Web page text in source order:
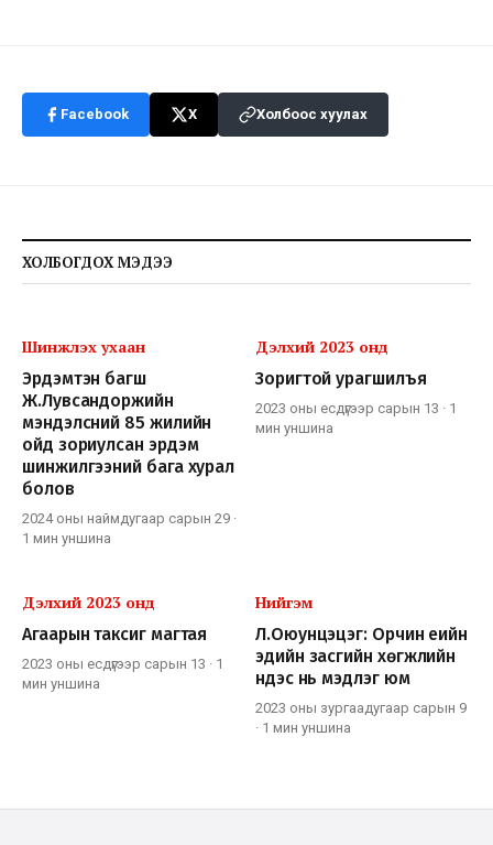
Facebook X Холбоос хуулах
ХОЛБОГДОХ МЭДЭЭ
Шинжлэх ухаан
Эрдэмтэн багш
Ж.Лувсандоржийн
мэндэлсний 85 жилийн
ойд зориулсан эрдэм
шинжилгээний бага хурал
болов
2024 оны наймдугаар сарын 29 ·
1 мин уншина
Дэлхий 2023 онд
Зоригтой урагшилъя
2023 оны есдүгээр сарын 13 · 1
мин уншина
Дэлхий 2023 онд
Агаарын таксиг магтая
2023 оны есдүгээр сарын 13 · 1
мин уншина
Нийгэм
Л.Оюунцэцэг: Орчин үеийн
эдийн засгийн хөгжлийн
үндэс нь мэдлэг юм
2023 оны зургаадугаар сарын 9
· 1 мин уншина